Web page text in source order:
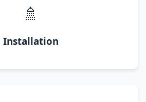
🚿
Installation